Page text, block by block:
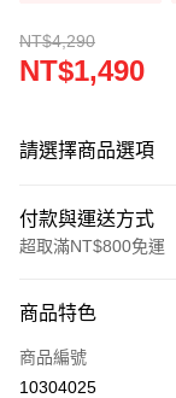
NT$4,290
NT$1,490
請選擇商品選項
付款與運送方式
超取滿NT$800免運
信用卡一次付款
超商取貨付款
商品特色
商品編號
10304025